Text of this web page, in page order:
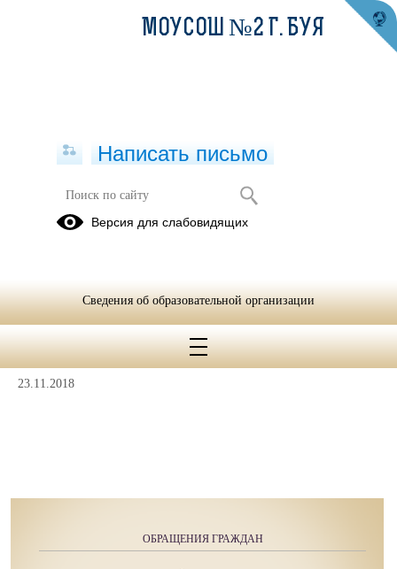
Проекты
успешного
родителя"
23.11.2018
ОБРАЩЕНИЯ ГРАЖДАН
МОУСОШ №2 Г. БУЯ
Написать письмо
Версия для слабовидящих
Сведения об образовательной организации